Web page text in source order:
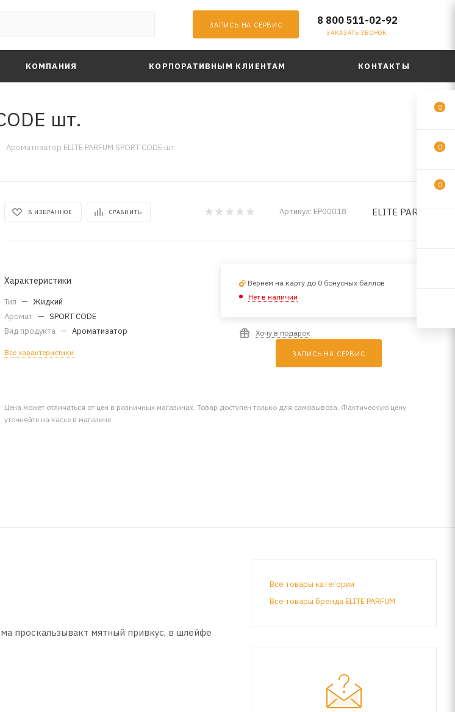
ЗАПИСЬ НА СЕРВИС 8 800 511-02-92
ЗАКАЗАТЬ ЗВОНОК
КОМПАНИЯ КОРПОРАТИВНЫМ КЛИЕНТАМ КОНТАКТЫ
шт.
Ароматизатор ELITE PARFUM SPORT CODE шт.
В ИЗБРАННОЕ СРАВНИТЬ Артикул: EP00018 ELITE PARFUM
Характеристики
Тип — Жидкий
Аромат — SPORT CODE
Вид продукта — Ароматизатор
Все характеристики
Вернем на карту до 0 бонусных баллов
Нет в наличии
Хочу в подарок
ЗАПИСЬ НА СЕРВИС
Цена может отличаться от цен в розничных магазинах. Товар доступен только для самовывоза. Фактическую цену
уточняйте на кассе в магазине
проскальзывакт мятный привкус, в шлейфе
Все товары категории
Все товары бренда ELITE PARFUM
0
0
0